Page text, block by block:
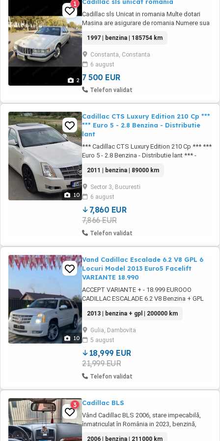
2
1
Cadillac sls Unicat in romania Multe dotari
Masina are asigurare de romania Numere sua
variante 7500 euro
1997 | benzina | 185754 km
Constanta, Constanta
6 august
7 500 EUR
Telefon validat
10
Cadillac CTS Luxury Edition 210 Cp ***
*** Euro 5 - 2.8 Benzina - Distributie
lant
*** Cadillac CTS Luxury Edition 210 Cp *** ***
Euro 5 - 2.8 Benzina - Distributie lant *** -
zi, Fiscal pe loc - Masina pentru pretentiosi -
Prima inmatriculare 12-2010 - 89.000 km
Certificati - Navigatie mare color cu
touchscreen - Dublu climatronic ...
2011 | benzina | 89000 km
Sector 3, Bucuresti
6 august
7,860 EUR
7,866 EUR
Telefon validat
10
Vand Cadillac Escalade 6.2 V8 GPL 6
Locuri Model 2013 Euro5 Facelift
VARIANTE 18.990
ACCEPT VARIANTE + - 18.999 EUROOO
CADILLAC ESCALADE 6.2 V8 Benzina + GPL
Inmatriculat BULGARIA 20 09 2025 Acte
Valabile 2026 09 Asigur Procura sau Contract
Pt Inmatriculare RO Fabricatie 2012 12
MOTORIZARE 6200cm 420cp GPL Montat in ...
2013 | benzina + gpl | 200000 km
Gulia, Dambovita
5 august
18,999 EUR
21,999 EUR
Telefon validat
3 Cadillac BLS
Vând Cadillac BLS 2006, stare impecabilă,
înmatriculat în România in 2023, benzină,
2006 | benzina | 211000 km